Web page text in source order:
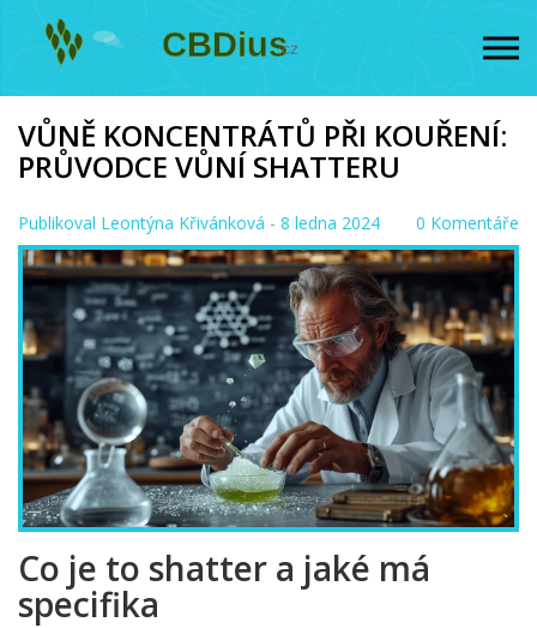
VŮNĚ KONCENTRÁTŮ PŘI KOUŘENÍ:
PRŮVODCE VŮNÍ SHATTERU
Publikoval Leontýna Křivánková - 8 ledna 2024 0 Komentáře
Co je to shatter a jaké má
specifika